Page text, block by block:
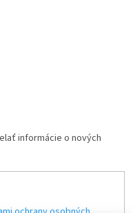
informácie o nových